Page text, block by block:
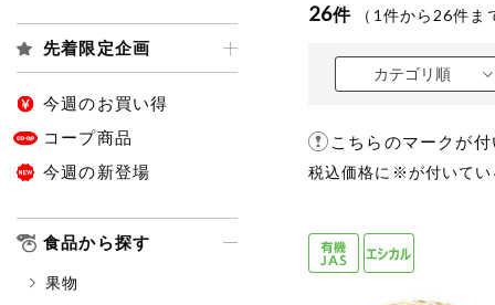
アレルゲン情報 特定原材料と特定原材料に準ずる
先着限定企画
今週のお買い得
コープ商品
今週の新登場
食品から探す
果物
26件 （ 1 件から 26件ま
カテゴリ順
こちらのマークが
税込価格に※が付いてい